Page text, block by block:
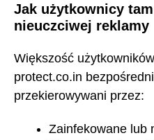
Jak użytkownicy
nieuczciwej reklamy
Większość
protect.co.in
przekierowywani przez:
Zainfekowane lub